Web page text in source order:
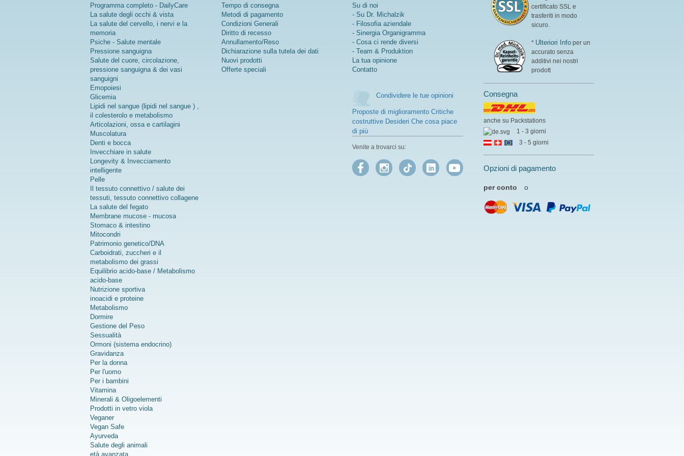
Programma completo - DailyCare
La salute degli occhi & vista
La salute del cervello, i nervi e la
memoria
Psiche - Salute mentale
Pressione sanguigna
Salute del cuore, circolazione,
pressione sanguigna & dei vasi
sanguigni
Emopoiesi
Glicemia
Lipidi nel sangue (lipidi nel sangue ) ,
il colesterolo e metabolismo
Articolazioni, ossa e cartilagini
Muscolatura
Denti e bocca
Invecchiare in salute
Longevity & Invecciamento
intelligente
Pelle
Il tessuto connettivo / salute dei
tessuti, tessuto connettivo collagene
La salute del fegato
Membrane mucose - mucosa
Stomaco & intestino
Mitocondri
Patrimonio genetico/DNA
Carboidrati, zuccheri e il
metabolismo dei grassi
Equilibrio acido-base / Metabolismo
acido-base
Nutrizione sportiva
inoacidi e proteine
Metabolismo
Dormire
Gestione del Peso
Sessualità
Ormoni (sistema endocrino)
Gravidanza
Per la donna
Per l'uomo
Per i bambini
Vitamina
Minerali & Oligoelementi
Prodotti in vetro viola
Veganer
Vegan Safe
Ayurveda
Salute degli animali
età avanzata
Tempo di consegna
Metodi di pagamento
Condizioni Generali
Diritto di recesso
Annullamento/Reso
Dichiarazione sulla tutela dei dati
Nuovi prodotti
Offerte speciali
Su di noi
- Su Dr. Michalzik
- Filosofia aziendale
- Sinergia Organigramma
- Cosa ci rende diversi
- Team & Produktion
La tua opinione
Contatto
Condividere le tue opinioni
Proposte di miglioramento Critiche
costruttive Desideri Che cosa piace
di più
Venite a trovarci su:
certificato SSL e
trasferiti in modo
sicuro.
* Ulteriori Info per un
accurato senza
additivi nei nostri
prodott
Consegna
anche su Packstations
1 - 3 giorni
3 - 5 giorni
Opzioni di pagamento
per conto o